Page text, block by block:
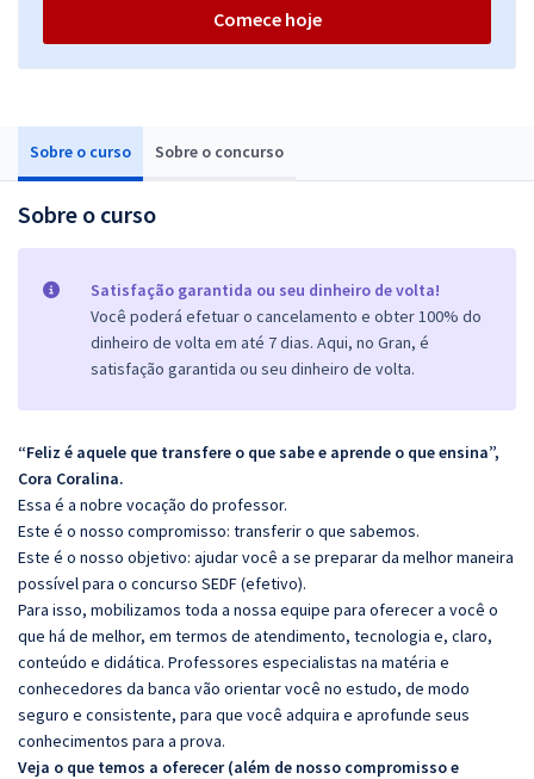
Sobre o curso Sobre o concurso
Sobre o curso
Satisfação garantida ou seu dinheiro de volta!
Você poderá efetuar o cancelamento e obter 100% do
dinheiro de volta em até 7 dias. Aqui, no Gran, é
satisfação garantida ou seu dinheiro de volta.
“Feliz é aquele que transfere o que sabe e aprende o que ensina”,
Cora Coralina.
Essa é a nobre vocação do professor.
Este é o nosso compromisso: transferir o que sabemos.
Este é o nosso objetivo: ajudar você a se preparar da melhor maneira
possível para o concurso SEDF (efetivo).
Para isso, mobilizamos toda a nossa equipe para oferecer a você o
que há de melhor, em termos de atendimento, tecnologia e, claro,
conteúdo e didática. Professores especialistas na matéria e
conhecedores da banca vão orientar você no estudo, de modo
seguro e consistente, para que você adquira e aprofunde seus
conhecimentos para a prova.
Veja o que temos a oferecer (além de nosso compromisso e
Comece hoje